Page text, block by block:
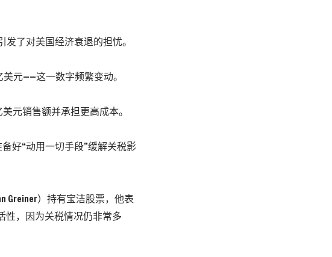
了对美国经济衰退的担忧。
元——这一数字频繁变动。
元销售额并承担更高成本。
好“动用一切手段”缓解关税影
Greiner）持有宝洁股票，他表
性，因为关税情况仍非常多